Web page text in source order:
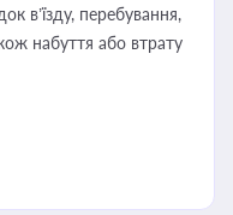
в’їзду, перебування,
набуття або втрату